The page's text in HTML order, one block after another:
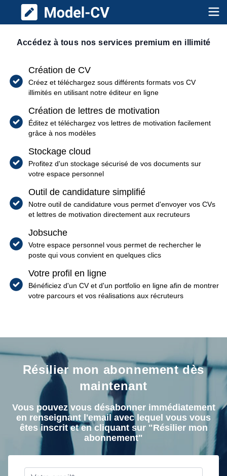
Model CV
Accédez à tous nos services premium en illimité
Création de CV
Créez et téléchargez sous différents formats vos CV
illimités en utilisant notre éditeur en ligne
Création de lettres de motivation
Éditez et téléchargez vos lettres de motivation facilement
grâce à nos modèles
Stockage cloud
Profitez d'un stockage sécurisé de vos documents sur
votre espace personnel
Outil de candidature simplifié
Notre outil de candidature vous permet d'envoyer vos CVs
et lettres de motivation directement aux recruteurs
Jobsuche
Votre espace personnel vous permet de rechercher le
poste qui vous convient en quelques clics
Votre profil en ligne
Bénéficiez d'un CV et d'un portfolio en ligne afin de montrer
votre parcours et vos réalisations aux récruteurs
Résilier mon abonnement dès
maintenant
Vous pouvez vous désabonner immédiatement
en renseignant l'email avec lequel vous vous
êtes inscrit et en cliquant sur "Résilier mon
abonnement"